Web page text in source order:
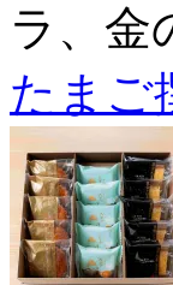
ラ、金
たまご